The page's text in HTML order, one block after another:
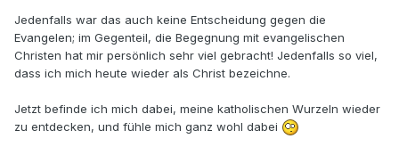
Jedenfalls war das auch keine Entscheidung gegen die
Evangelen; im Gegenteil, die Begegnung mit evangelischen
Christen hat mir persönlich sehr viel gebracht! Jedenfalls so viel,
dass ich mich heute wieder als Christ bezeichne.
Jetzt befinde ich mich dabei, meine katholischen Wurzeln wieder
zu entdecken, und fühle mich ganz wohl dabei